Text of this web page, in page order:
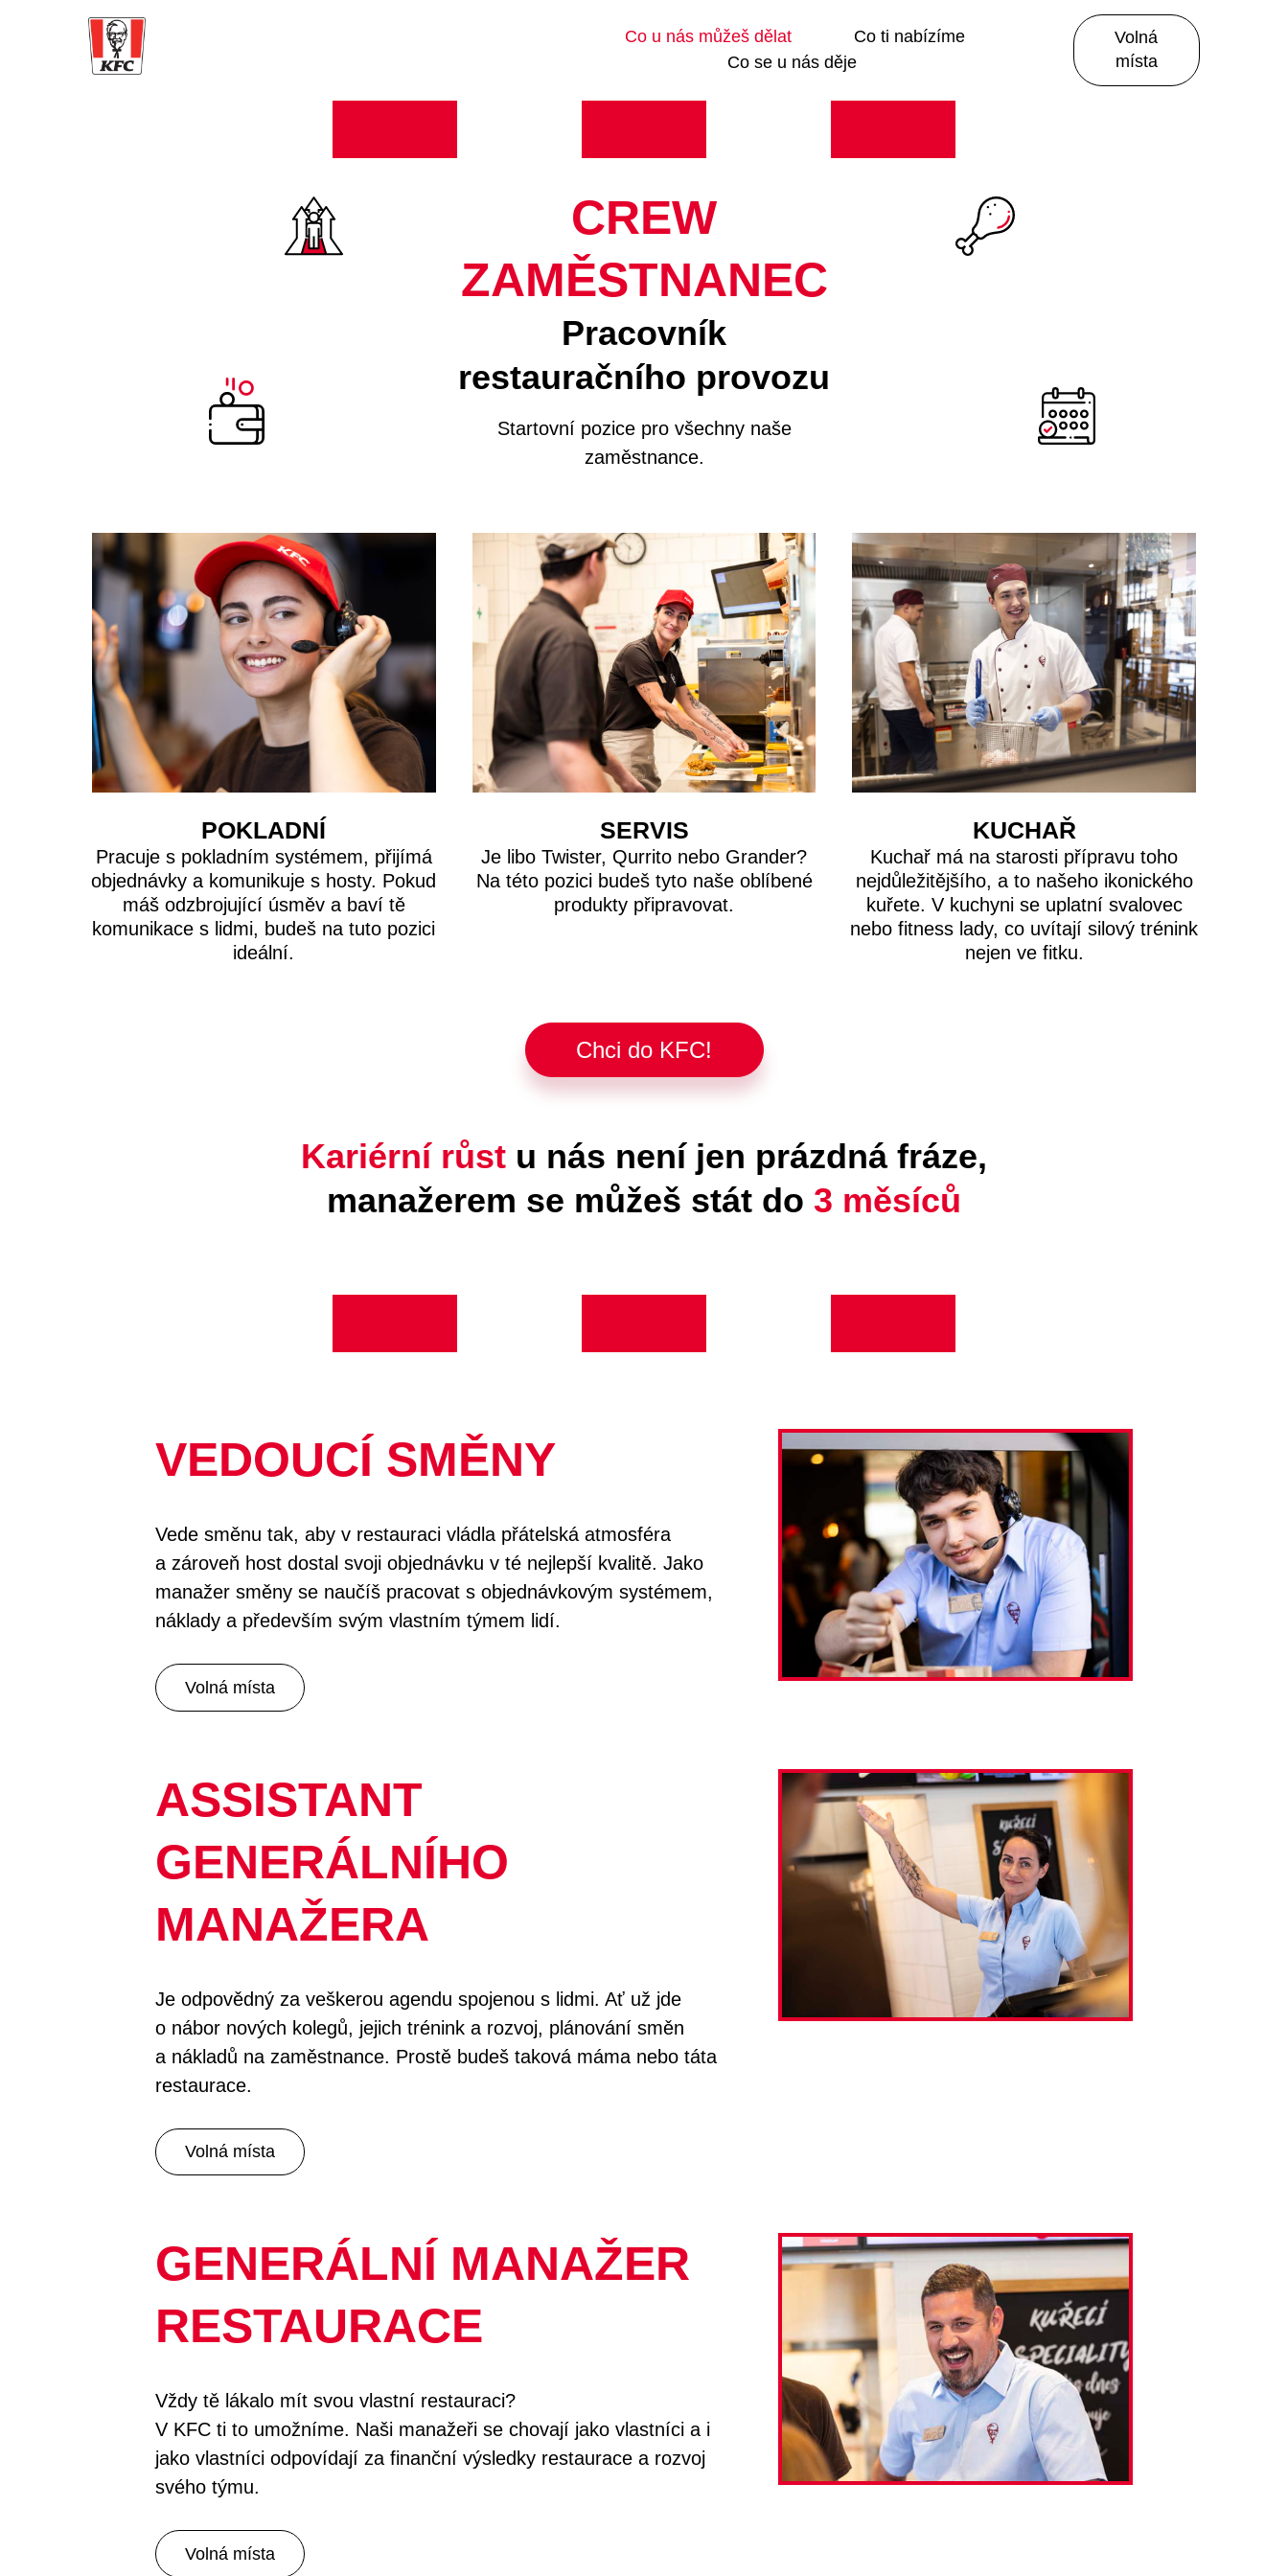
Co u nás můžeš dělat
Co ti nabízíme
Co se u nás děje
Volná
místa
CREW
ZAMĚSTNANEC
Pracovník
restauračního provozu
Startovní pozice pro všechny naše
zaměstnance.
POKLADNÍ
Pracuje s pokladním systémem, přijímá
objednávky a komunikuje s hosty. Pokud
máš odzbrojující úsměv a baví tě
komunikace s lidmi, budeš na tuto pozici
ideální.
SERVIS
Je libo Twister, Qurrito nebo Grander?
Na této pozici budeš tyto naše oblíbené
produkty připravovat.
KUCHAŘ
Kuchař má na starosti přípravu toho
nejdůležitějšího, a to našeho ikonického
kuřete. V kuchyni se uplatní svalovec
nebo fitness lady, co uvítají silový trénink
nejen ve fitku.
Chci do KFC!
Kariérní růst u nás není jen prázdná fráze,
manažerem se můžeš stát do 3 měsíců
VEDOUCÍ SMĚNY
Vede směnu tak, aby v restauraci vládla přátelská atmosféra
a zároveň host dostal svoji objednávku v té nejlepší kvalitě. Jako
manažer směny se naučíš pracovat s objednávkovým systémem,
náklady a především svým vlastním týmem lidí.
Volná místa
ASSISTANT
GENERÁLNÍHO
MANAŽERA
Je odpovědný za veškerou agendu spojenou s lidmi. Ať už jde
o nábor nových kolegů, jejich trénink a rozvoj, plánování směn
a nákladů na zaměstnance. Prostě budeš taková máma nebo táta
restaurace.
Volná místa
GENERÁLNÍ MANAŽER
RESTAURACE
Vždy tě lákalo mít svou vlastní restauraci?
V KFC ti to umožníme. Naši manažeři se chovají jako vlastníci a i
jako vlastníci odpovídají za finanční výsledky restaurace a rozvoj
svého týmu.
Volná místa